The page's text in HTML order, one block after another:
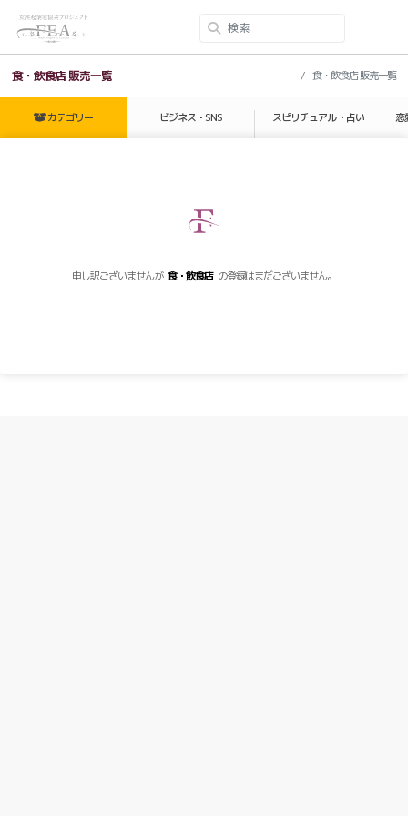
食・飲食店 販売一覧 食・飲食店 販売一覧
カテゴリー ビジネス・SNS スピリチュアル・占い 恋
申し訳ございませんが 食・飲食店 の登録はまだございません。